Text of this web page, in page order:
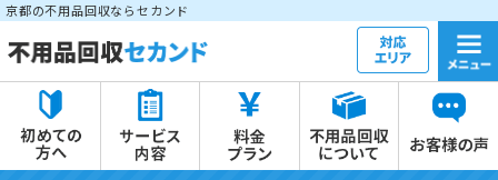
京都の不用品回収ならセカンド